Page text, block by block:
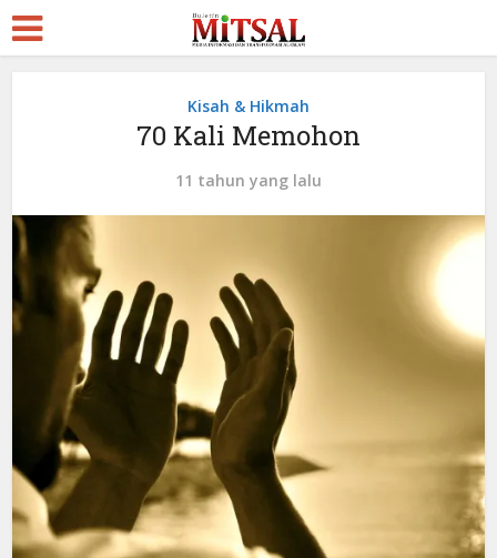
Kisah & Hikmah
70 Kali Memohon
11 tahun yang lalu